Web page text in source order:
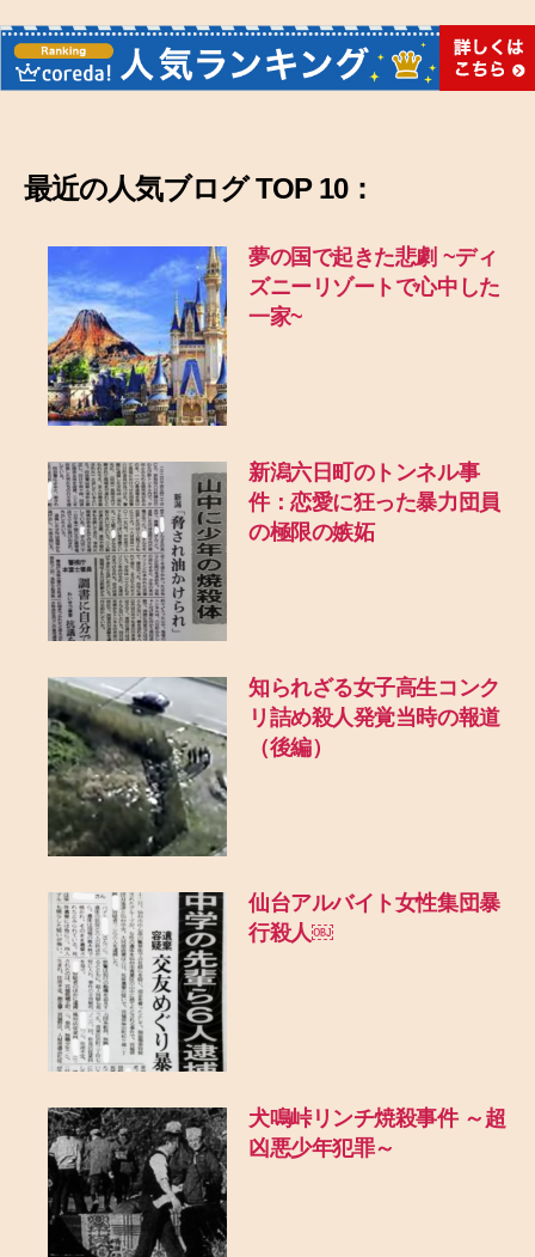
最近の人気ブログ TOP 10：
夢の国で起きた悲劇 ~ディ
ズニーリゾートで心中した
一家~
新潟六日町のトンネル事
件：恋愛に狂った暴力団員
の極限の嫉妬
知られざる女子高生コンク
リ詰め殺人発覚当時の報道
（後編）
仙台アルバイト女性集団暴
行殺人￼
犬鳴峠リンチ焼殺事件 ～超
凶悪少年犯罪～